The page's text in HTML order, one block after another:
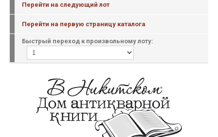
Перейти на следующий лот
Перейти на первую страницу каталога
Быстрый переход к произвольному лоту: